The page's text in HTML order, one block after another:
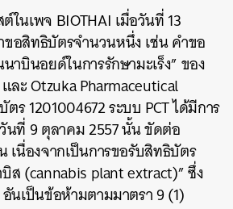
ในเพจ BIOTHAI เมื่อวันที่ 13
อสิทธิบัตรจำนวนหนึ่ง เช่น คำขอ
าบินอยด์ในการรักษามะเร็ง” ของ
ละ Otzuka Pharmaceutical
ร 1201004672 ระบบ PCT ได้มีการ
นที่ 9 ตุลาคม 2557 นั้น ขัดต่อ
เนื่องจากเป็นการขอรับสิทธิบัตร
ส (cannabis plant extract)” ซึ่ง
นเป็นข้อห้ามตามมาตรา 9 (1)